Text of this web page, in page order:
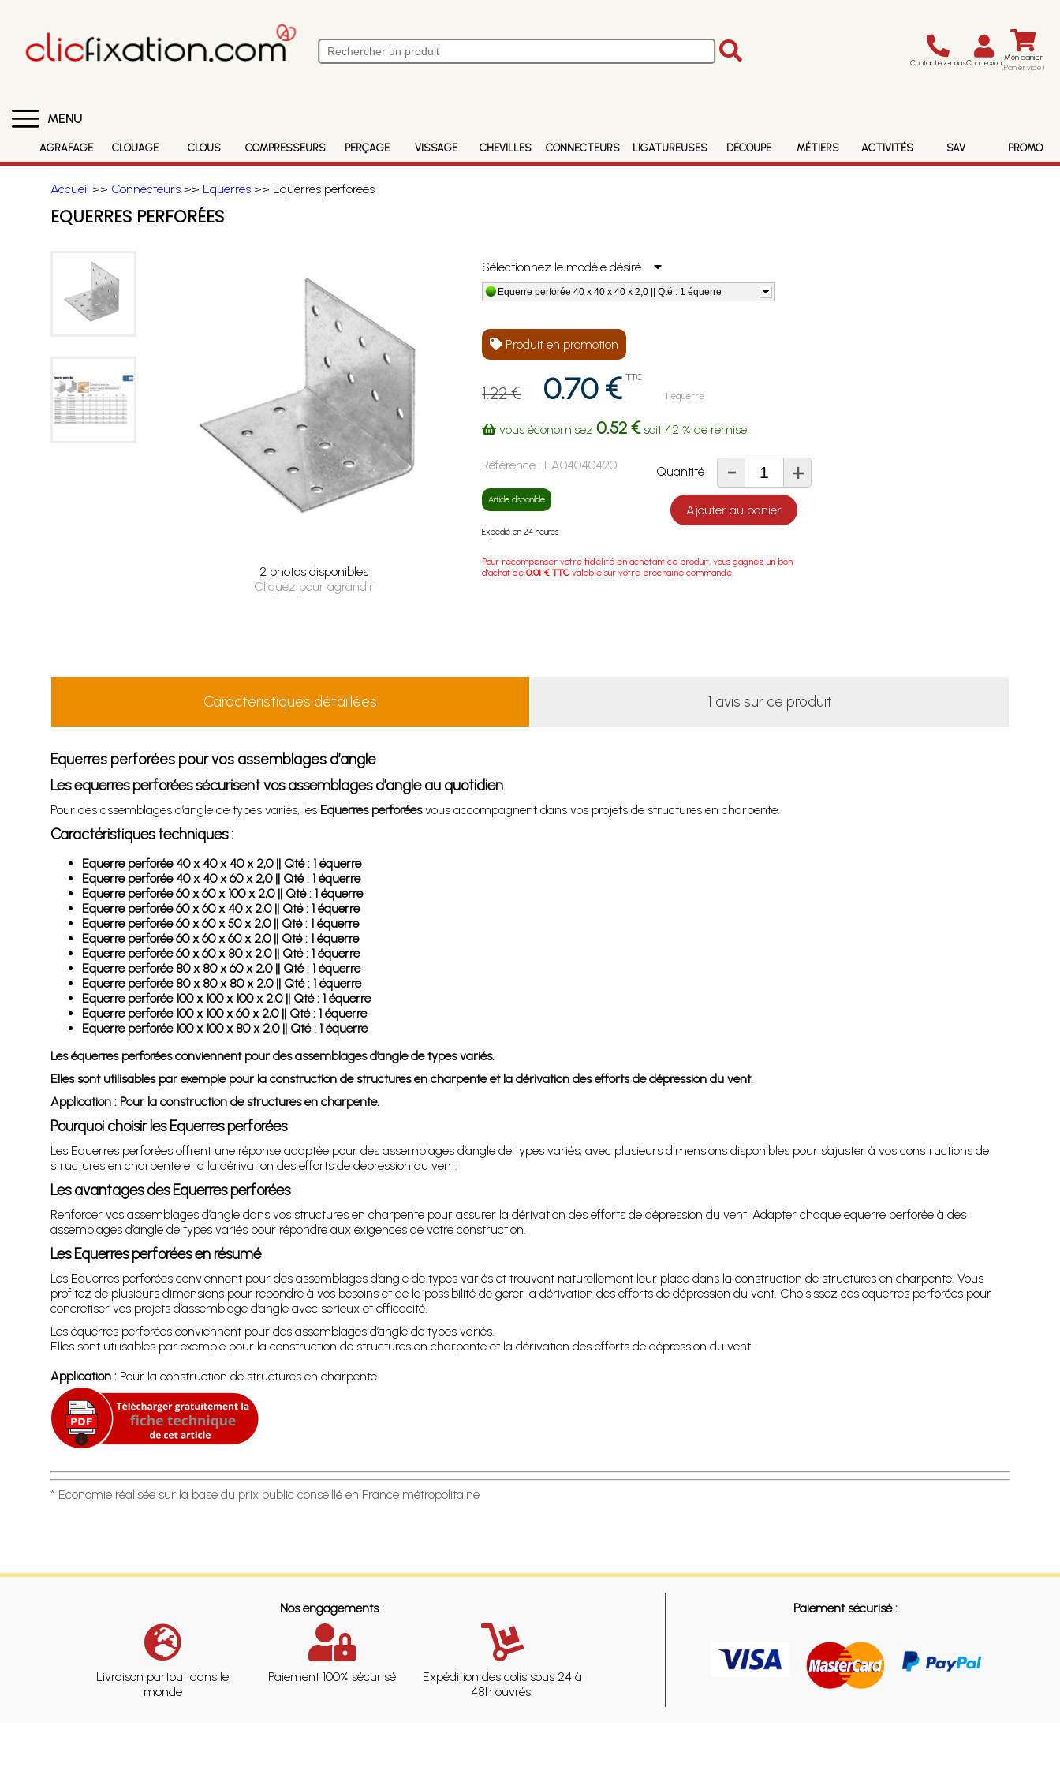
Contactez-nousConnexion Mon panier
(Panier vide)
MENU
AGRAFAGE CLOUAGE CLOUS COMPRESSEURS PERÇAGE VISSAGE CHEVILLES CONNECTEURS LIGATUREUSES DÉCOUPE MÉTIERS ACTIVITÉS SAV PROMO
Accueil >> Connecteurs>> Equerres>> Equerres perforées
EQUERRES PERFORÉES
2 photos disponibles
Cliquez pour agrandir
Sélectionnez le modèle désiré
Equerre perforée 40 x 40 x 40 x 2,0 || Qté : 1 équerre
Produit en promotion
1.22 € 0.70 € TTC
1 équerre
vous économisez0.52 €soit 42 % de remise
Référence : EA04040420
Article disponible
Expédié en 24 heures
Quantité - +
Ajouter au panier
Pour récompenser votre fidélité en achetant ce produit, vous gagnez un bon
d'achat de0.01 € TTC valable sur votre prochaine commande.
Caractéristiques détaillées 1 avis sur ce produit
Equerres perforées pour vos assemblages d’angle
Les equerres perforées sécurisent vos assemblages d’angle au quotidien
Pour des assemblages d’angle de types variés, les Equerres perforéesvous accompagnent dans vos projets de structures en charpente.
Caractéristiques techniques :
Equerre perforée 40 x 40 x 40 x 2,0 || Qté : 1 équerre
Equerre perforée 40 x 40 x 60 x 2,0 || Qté : 1 équerre
Equerre perforée 60 x 60 x 100 x 2,0 || Qté : 1 équerre
Equerre perforée 60 x 60 x 40 x 2,0 || Qté : 1 équerre
Equerre perforée 60 x 60 x 50 x 2,0 || Qté : 1 équerre
Equerre perforée 60 x 60 x 60 x 2,0 || Qté : 1 équerre
Equerre perforée 60 x 60 x 80 x 2,0 || Qté : 1 équerre
Equerre perforée 80 x 80 x 60 x 2,0 || Qté : 1 équerre
Equerre perforée 80 x 80 x 80 x 2,0 || Qté : 1 équerre
Equerre perforée 100 x 100 x 100 x 2,0 || Qté : 1 équerre
Equerre perforée 100 x 100 x 60 x 2,0 || Qté : 1 équerre
Equerre perforée 100 x 100 x 80 x 2,0 || Qté : 1 équerre
Les équerres perforées conviennent pour des assemblages d’angle de types variés.
Elles sont utilisables par exemple pour la construction de structures en charpente et la dérivation des efforts de dépression du vent.
Application : Pour la construction de structures en charpente.
Pourquoi choisir les Equerres perforées
Les Equerres perforées offrent une réponse adaptée pour des assemblages d’angle de types variés, avec plusieurs dimensions disponibles pour s’ajuster à vos constructions de
structures en charpente et à la dérivation des efforts de dépression du vent.
Les avantages des Equerres perforées
Renforcer vos assemblages d’angle dans vos structures en charpente pour assurer la dérivation des efforts de dépression du vent. Adapter chaque equerre perforée à des
assemblages d’angle de types variés pour répondre aux exigences de votre construction.
Les Equerres perforées en résumé
Les Equerres perforées conviennent pour des assemblages d’angle de types variés et trouvent naturellement leur place dans la construction de structures en charpente. Vous
profitez de plusieurs dimensions pour répondre à vos besoins et de la possibilité de gérer la dérivation des efforts de dépression du vent. Choisissez ces equerres perforées pour
concrétiser vos projets d’assemblage d’angle avec sérieux et efficacité.
Les équerres perforées conviennent pour des assemblages d’angle de types variés.
Elles sont utilisables par exemple pour la construction de structures en charpente et la dérivation des efforts de dépression du vent.
Application :Pour la construction de structures en charpente.
* Economie réalisée sur la base du prix public conseillé en France métropolitaine
Nos engagements :
Livraison partout dans le
monde
Paiement 100% sécurisé
Expédition des colis sous 24 à
48h ouvrés.
Paiement sécurisé :